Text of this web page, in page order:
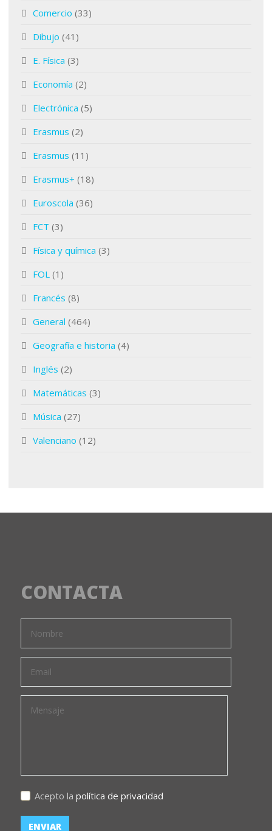
Comercio (33)
Dibujo (41)
E. Física (3)
Economía (2)
Electrónica (5)
Erasmus (2)
Erasmus (11)
Erasmus+ (18)
Euroscola (36)
FCT (3)
Física y química (3)
FOL (1)
Francés (8)
General (464)
Geografía e historia (4)
Inglés (2)
Matemáticas (3)
Música (27)
Valenciano (12)
CONTACTA
Acepto la política de privacidad